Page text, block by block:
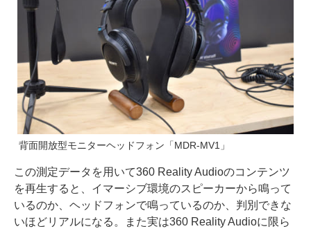
背面開放型モニターヘッドフォン「MDR-MV1」
この測定データを用いて360 Reality Audioのコンテンツ
を再生すると、イマーシブ環境のスピーカーから鳴って
いるのか、ヘッドフォンで鳴っているのか、判別できな
いほどリアルになる。また実は360 Reality Audioに限ら